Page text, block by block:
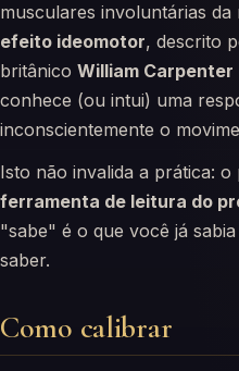
musculares involuntárias
efeito ideomotor, descrito
britânico William Carpenter
conhece (ou intui) uma
inconscientemente o
Isto não invalida a prática:
ferramenta de leitura do
"sabe" é o que você já
saber.
Como calibrar